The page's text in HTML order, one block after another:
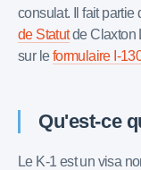
consulat. Il fait partie
de Statutde Claxton
sur leformulaire I-
Qu'est-ce
Le K-1 est un visa